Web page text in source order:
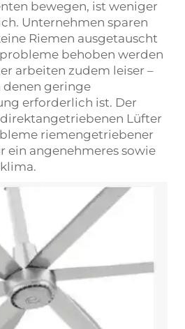
bewegen, ist weniger
Unternehmen sparen
Riemen ausgetauscht
behoben werden
arbeiten zudem leiser –
denen geringe
erforderlich ist. Der
Lüfter
riemengetriebener
ein angenehmeres sowie